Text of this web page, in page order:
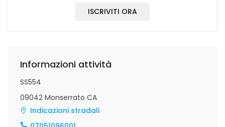
ISCRIVITI ORA
Informazioni attività
SS554
09042 Monserrato CA
Indicazioni stradali